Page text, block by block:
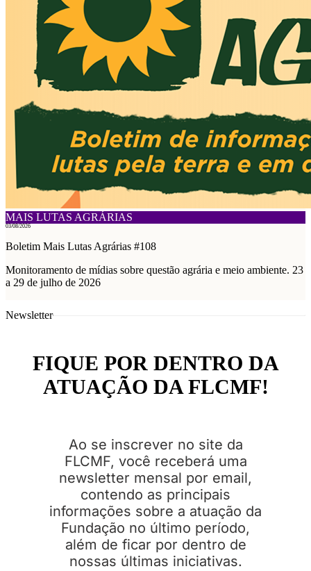
MAIS LUTAS AGRÁRIAS
03/08/2026
Boletim Mais Lutas Agrárias #108
Monitoramento de mídias sobre questão agrária e meio ambiente. 23
a 29 de julho de 2026
Newsletter
FIQUE POR DENTRO DA
ATUAÇÃO DA FLCMF!
Ao se inscrever no site da
FLCMF, você receberá uma
newsletter mensal por email,
contendo as principais
informações sobre a atuação da
Fundação no último período,
além de ficar por dentro de
nossas últimas iniciativas.